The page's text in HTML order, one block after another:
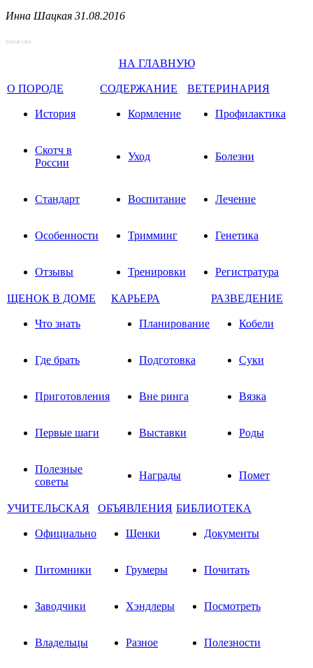
Инна Шацкая 31.08.2016
Social Like
НА ГЛАВНУЮ
О ПОРОДЕ СОДЕРЖАНИЕ ВЕТЕРИНАРИЯ
История Кормление Профилактика
Скотч в
России
Уход Болезни
Стандарт Воспитание Лечение
Особенности Тримминг Генетика
Отзывы Тренировки Регистратура
ЩЕНОК В ДОМЕ КАРЬЕРА РАЗВЕДЕНИЕ
Что знать Планирование Кобели
Где брать Подготовка Суки
Приготовления Вне ринга Вязка
Первые шаги Выставки Роды
Полезные
советы
Награды Помет
УЧИТЕЛЬСКАЯ ОБЪЯВЛЕНИЯ БИБЛИОТЕКА
Официально Щенки Документы
Питомники Грумеры Почитать
Заводчики Хэндлеры Посмотреть
Владельцы Разное Полезности